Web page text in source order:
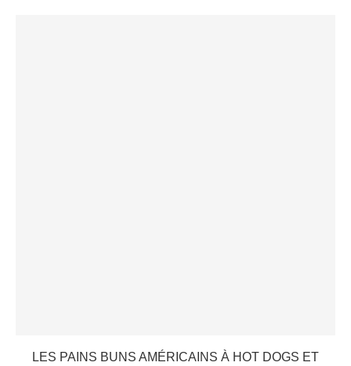
LES PAINS BUNS AMÉRICAINS À HOT DOGS ET